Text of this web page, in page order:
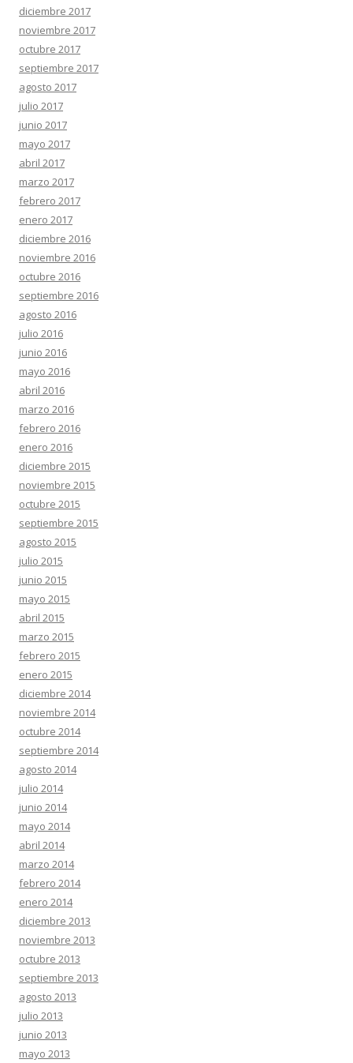
diciembre 2017
noviembre 2017
octubre 2017
septiembre 2017
agosto 2017
julio 2017
junio 2017
mayo 2017
abril 2017
marzo 2017
febrero 2017
enero 2017
diciembre 2016
noviembre 2016
octubre 2016
septiembre 2016
agosto 2016
julio 2016
junio 2016
mayo 2016
abril 2016
marzo 2016
febrero 2016
enero 2016
diciembre 2015
noviembre 2015
octubre 2015
septiembre 2015
agosto 2015
julio 2015
junio 2015
mayo 2015
abril 2015
marzo 2015
febrero 2015
enero 2015
diciembre 2014
noviembre 2014
octubre 2014
septiembre 2014
agosto 2014
julio 2014
junio 2014
mayo 2014
abril 2014
marzo 2014
febrero 2014
enero 2014
diciembre 2013
noviembre 2013
octubre 2013
septiembre 2013
agosto 2013
julio 2013
junio 2013
mayo 2013